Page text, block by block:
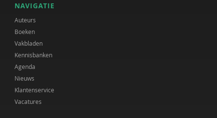
NAVIGATIE
Auteurs
Boeken
Vakbladen
Kennisbanken
Agenda
Nieuws
Klantenservice
Vacatures